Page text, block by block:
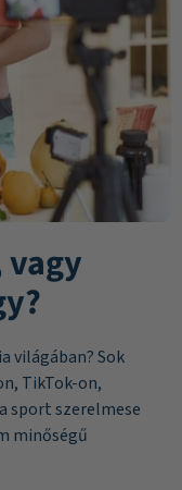
világában? Sok
TikTok-on,
sport szerelmese
minőségű